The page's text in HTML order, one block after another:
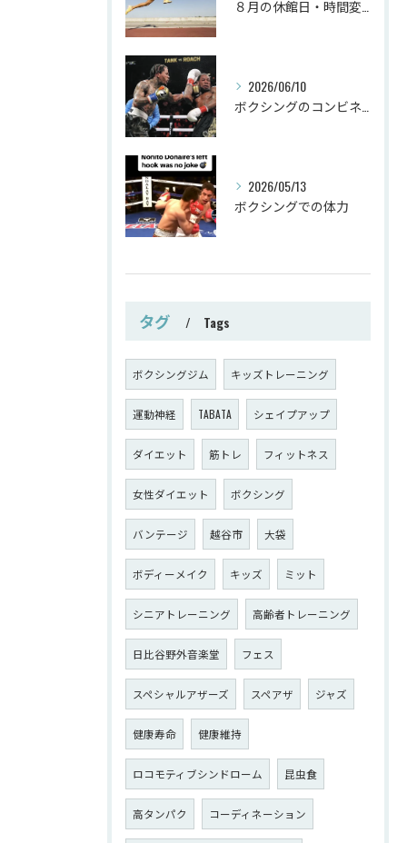
2026/06/10
2026/05/13
ボクシングでの体力
タグ Tags
ボクシングジム キッズトレーニング
運動神経 TABATA シェイプアップ
ダイエット 筋トレ フィットネス
女性ダイエット ボクシング
バンテージ 越谷市 大袋
ボディーメイク キッズ ミット
シニアトレーニング 高齢者トレーニング
日比谷野外音楽堂 フェス
スペシャルアザーズ スペアザ ジャズ
健康寿命 健康維持
ロコモティブシンドローム 昆虫食
高タンパク コーディネーション